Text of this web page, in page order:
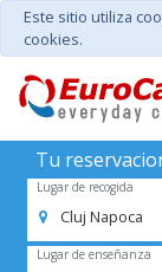
Este sitio utiliza
cookies.
Tu
Lugar de recogida
Cluj Napoca
Lugar de enseñanza